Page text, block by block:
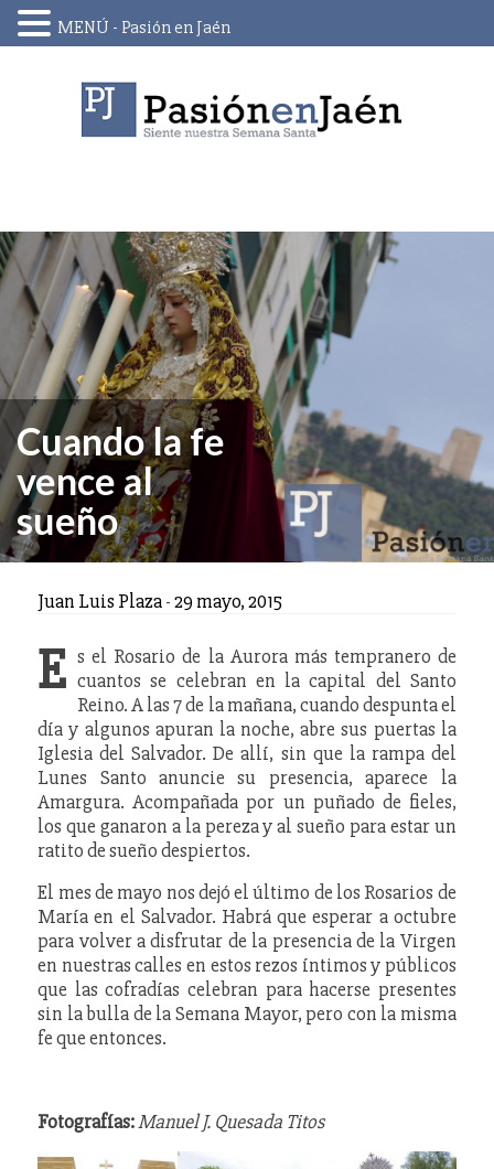
Cuando la fe
vence al
sueño
Juan Luis Plaza-29 mayo, 2015
E s el Rosario de la Aurora más tempranero de
cuantos se celebran en la capital del Santo
Reino. A las 7 de la mañana, cuando despunta el
día y algunos apuran la noche, abre sus puertas la
Iglesia del Salvador. De allí, sin que la rampa del
Lunes Santo anuncie su presencia, aparece la
Amargura. Acompañada por un puñado de fieles,
los que ganaron a la pereza y al sueño para estar un
ratito de sueño despiertos.
El mes de mayo nos dejó el último de los Rosarios de
María en el Salvador. Habrá que esperar a octubre
para volver a disfrutar de la presencia de la Virgen
en nuestras calles en estos rezos íntimos y públicos
que las cofradías celebran para hacerse presentes
sin la bulla de la Semana Mayor, pero con la misma
fe que entonces.
Fotografías:Manuel J. Quesada Titos
MENÚ - Pasión en Jaén